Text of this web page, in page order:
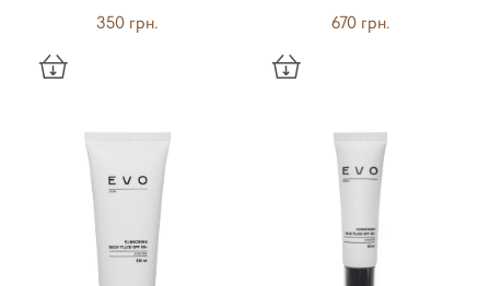
350 грн.
670 грн.